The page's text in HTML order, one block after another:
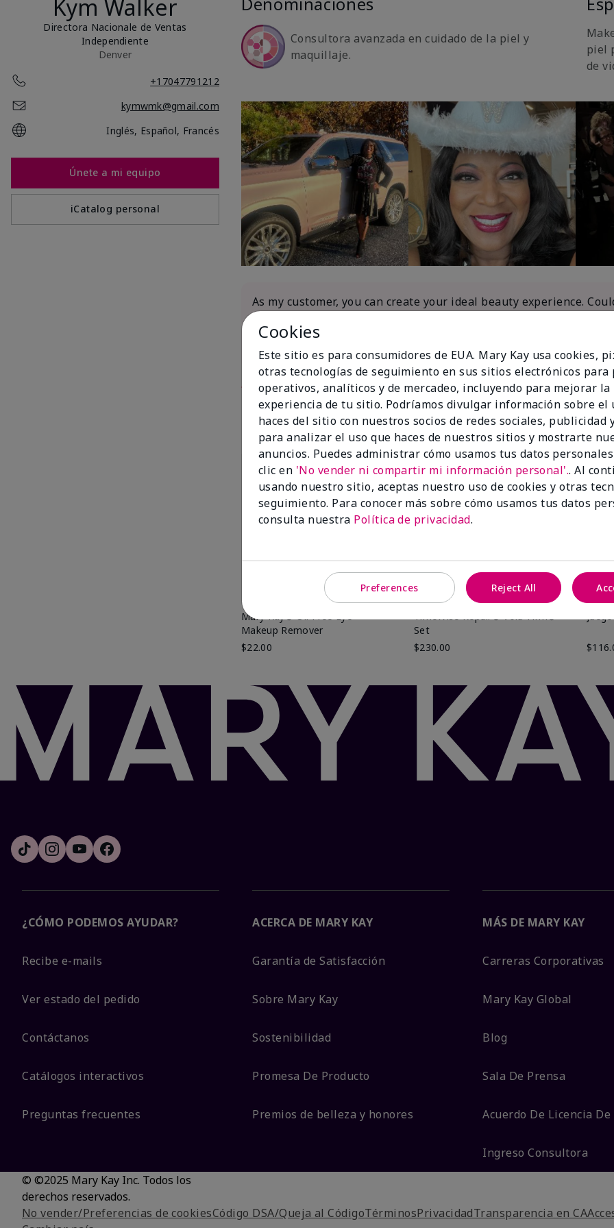
Kym Walker
Directora Nacionale de Ventas
Independiente
Denver
+17047791212
kymwmk@gmail.com
Inglés, Español, Francés
Únete a mi equipo
iCatalog personal
Consultora avanzada en cuidado de la piel y
maquillaje.
piel
de
As my customer, you can create your ideal beauty experience.
fits your Lifestyle? Just tell me if you’d like a one-on-one
tips, skin care advice or free samples. Yes, You can always try
order by e-mail or phone, the choice is yours. I’d love to help you
Productos favoritos
Mary Kay® Oil-Free Eye
Makeup Remover
$22.00
Set
$230.00
¿CÓMO PODEMOS AYUDAR?
Recibe e-mails
Ver estado del pedido
Contáctanos
Catálogos interactivos
Preguntas frecuentes
ACERCA DE MARY KAY
Garantía de Satisfacción
Sobre Mary Kay
Sostenibilidad
Promesa De Producto
Premios de belleza y honores
MÁS DE MARY KAY
Carreras Corporativas
Mary Kay Global
Blog
Sala De Prensa
Acuerdo De Licencia
Ingreso Consultora
© ©2025 Mary Kay Inc. Todos los
derechos reservados.
No vender/Preferencias de cookiesCódigo DSA/Queja al CódigoTérminosPrivacidadTransparencia en CA
Cookies
Este sitio es para consumidores de EUA. Mary Kay usa cookies,
otras tecnologías de seguimiento en sus sitios electrónicos para
operativos, analíticos y de mercadeo, incluyendo para mejorar la
experiencia de tu sitio. Podríamos divulgar información sobre el
haces del sitio con nuestros socios de redes sociales, publicidad
para analizar el uso que haces de nuestros sitios y mostrarte
anuncios. Puedes administrar cómo usamos tus datos
clic en 'No vender ni compartir mi información personal'.. Al
usando nuestro sitio, aceptas nuestro uso de cookies y otras
seguimiento. Para conocer más sobre cómo usamos tus datos
consulta nuestra Política de privacidad.
Preferences Reject All